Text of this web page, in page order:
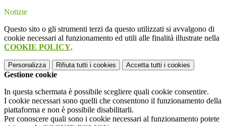
Notizie
Questo sito o gli strumenti terzi da questo utilizzati si avvalgono di
cookie necessari al funzionamento ed utili alle finalità illustrate nella
COOKIE POLICY.
Personalizza Rifiuta tutti i cookies Accetta tutti i cookies
Gestione cookie
In questa schermata è possibile scegliere quali cookie consentire.
I cookie necessari sono quelli che consentono il funzionamento della
piattaforma e non è possibile disabilitarli.
Per conoscere quali sono i cookie necessari al funzionamento potete